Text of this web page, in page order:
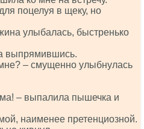
поцелуя в щеку, но
улыбалась, быстренько
выпрямившись.
– смущенно улыбнулась
– выпалила пышечка и
наименее претенциозной.